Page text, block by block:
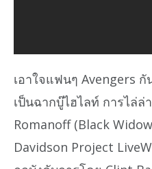
เอาใจแฟนๆ Avengers
เป็นฉากบู๊ไฮไลท์ การไล่
Romanoff (Black
Davidson Project